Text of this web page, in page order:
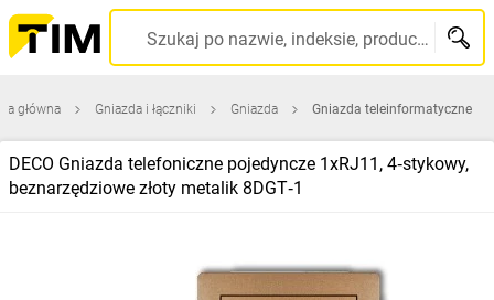
Szukaj po nazwie, indeksie, producencie, kodzie kreskowym...
główna Gniazda i łączniki Gniazda Gniazda teleinformatyczne
DECO Gniazda telefoniczne pojedyncze 1xRJ11, 4‑stykowy,
beznarzędziowe złoty metalik 8DGT‑1